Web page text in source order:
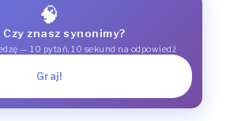
🧠
Czy znasz synonimy?
— 10 pytań, 10 sekund na odpowiedź
Graj!